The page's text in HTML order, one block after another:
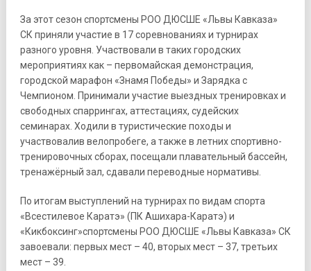
За этот сезон спортсмены РОО ДЮСШЕ «Львы Кавказа»
СК приняли участие в 17 соревнованиях и турнирах
разного уровня. Участвовали в таких городских
мероприятиях как – первомайская демонстрация,
городской марафон «Знамя Победы» и Зарядка с
Чемпионом. Принимали участие выездных тренировках и
свободных спаррингах, аттестациях, судейских
семинарах. Ходили в туристические походы и
участвовалив велопробеге, а также в летних спортивно-
тренировочных сборах, посещали плавательный бассейн,
тренажёрный зал, сдавали переводные нормативы.
По итогам выступлений на турнирах по видам спорта
«Всестилевое Каратэ» (ПК Ашихара-Каратэ) и
«Кикбоксинг»спортсмены РОО ДЮСШЕ «Львы Кавказа» СК
завоевали: первых мест – 40, вторых мест – 37, третьих
мест – 39.